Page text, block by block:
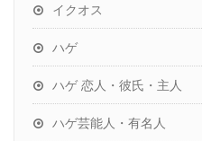
イクオス
ハゲ
ハゲ 恋人・彼氏・主人
ハゲ芸能人・有名人